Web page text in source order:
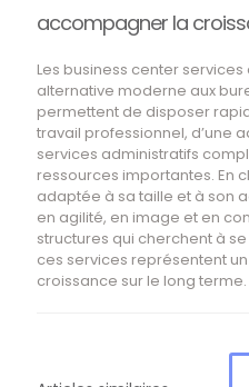
accompagner la
Les business center
alternative moderne aux
permettent de disposer
travail professionnel, d’une
services administratifs
ressources importantes. En
adaptée à sa taille et à son
en agilité, en image et en
structures qui cherchent à
ces services représentent
croissance sur le long terme.